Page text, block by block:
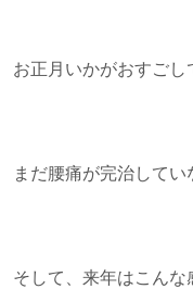
お正月いかがおすごし
まだ腰痛が完治して
そして、来年はこんな